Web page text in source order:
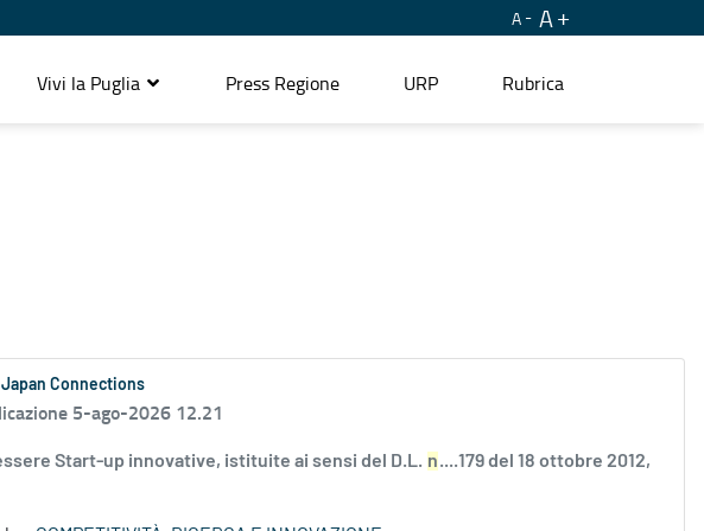
A A
Vivi la Puglia Press Regione URP Rubrica
Connections
5-ago-2026 12.21
Start-up innovative, istituite ai sensi del D.L. n....179 del 18 ottobre 2012,